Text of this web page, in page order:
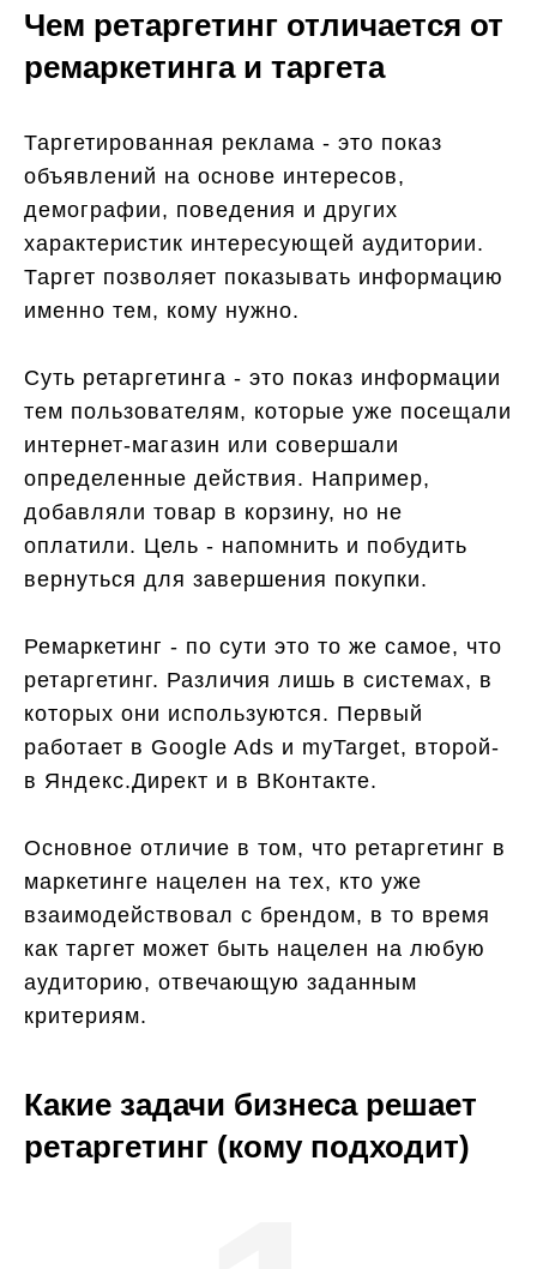
Чем ретаргетинг отличается от
ремаркетинга и таргета
Таргетированная реклама - это показ
объявлений на основе интересов,
демографии, поведения и других
характеристик интересующей аудитории.
Таргет позволяет показывать информацию
именно тем, кому нужно.
Суть ретаргетинга - это показ информации
тем пользователям, которые уже посещали
интернет-магазин или совершали
определенные действия. Например,
добавляли товар в корзину, но не
оплатили. Цель - напомнить и побудить
вернуться для завершения покупки.
Ремаркетинг - по сути это то же самое, что
ретаргетинг. Различия лишь в системах, в
которых они используются. Первый
работает в Google Ads и myTarget, второй-
в Яндекс.Директ и в ВКонтакте.
Основное отличие в том, что ретаргетинг в
маркетинге нацелен на тех, кто уже
взаимодействовал с брендом, в то время
как таргет может быть нацелен на любую
аудиторию, отвечающую заданным
критериям.
Какие задачи бизнеса решает
ретаргетинг (кому подходит)